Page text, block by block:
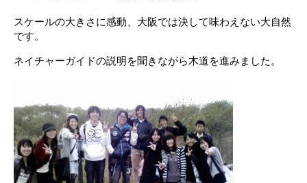
スケールの大きさに感動、大阪では決して味わえない大自然
です。
ネイチャーガイドの説明を聞きながら木道を進みました。